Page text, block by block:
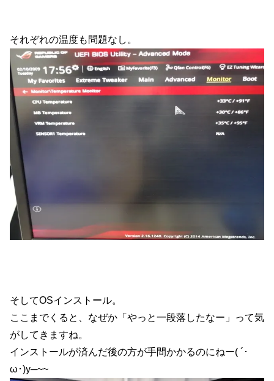
それぞれの温度も問題なし。
そしてOSインストール。
ここまでくると、なぜか「やっと一段落したなー」って気
がしてきますね。
インストールが済んだ後の方が手間かかるのにねー( ´･
ω･)y─~~